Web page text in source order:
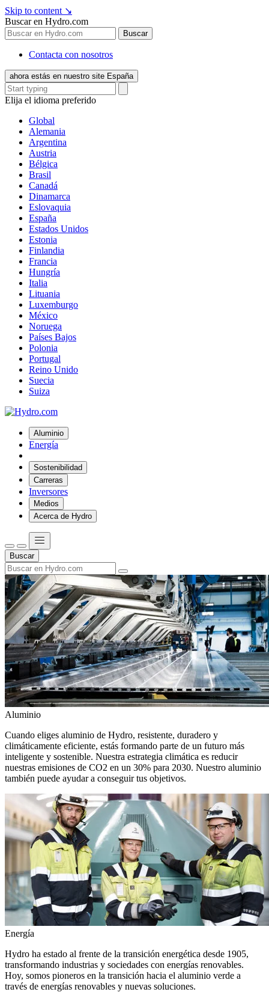
Skip to content ↘
Buscar en Hydro.com
Buscar
Contacta con nosotros
ahora estás en nuestro site España
Elija el idioma preferido
Global
Alemania
Argentina
Austria
Bélgica
Brasil
Canadá
Dinamarca
Eslovaquia
España
Estados Unidos
Estonia
Finlandia
Francia
Hungría
Italia
Lituania
Luxemburgo
México
Noruega
Países Bajos
Polonia
Portugal
Reino Unido
Suecia
Suiza
Aluminio
Energía
Sostenibilidad
Carreras
Inversores
Medios
Acerca de Hydro
Buscar
Aluminio
Cuando eliges aluminio de Hydro, resistente, duradero y
climáticamente eficiente, estás formando parte de un futuro más
inteligente y sostenible. Nuestra estrategia climática es reducir
nuestras emisiones de CO2 en un 30% para 2030. Nuestro aluminio
también puede ayudar a conseguir tus objetivos.
Energía
Hydro ha estado al frente de la transición energética desde 1905,
transformando industrias y sociedades con energías renovables.
Hoy, somos pioneros en la transición hacia el aluminio verde a
través de energías renovables y nuevas soluciones.